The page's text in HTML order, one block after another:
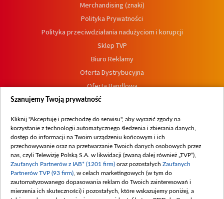
Merchandising (znaki)
Polityka Prywatności
Polityka przeciwdziałania nadużyciom i korupcji
Sklep TVP
Biuro Reklamy
Oferta Dystrybucyjna
Oferta Handlowa
Dostępność
Procedura zgłoszeń wewnętrznych
Szanujemy Twoją prywatność
Kliknij "Akceptuję i przechodzę do serwisu", aby wyrazić zgody na
korzystanie z technologii automatycznego śledzenia i zbierania danych,
dostęp do informacji na Twoim urządzeniu końcowym i ich
przechowywanie oraz na przetwarzanie Twoich danych osobowych przez
nas, czyli Telewizję Polską S.A. w likwidacji (zwaną dalej również „TVP”),
Zaufanych Partnerów z IAB* (1201 firm) oraz pozostałych Zaufanych
Partnerów TVP (93 firm) , w celach marketingowych (w tym do
zautomatyzowanego dopasowania reklam do Twoich zainteresowań i
mierzenia ich skuteczności) i pozostałych, które wskazujemy poniżej, a